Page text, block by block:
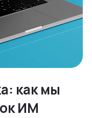
как мы
ИМ